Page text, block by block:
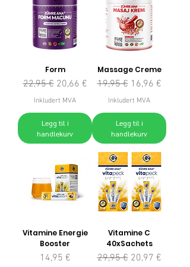
Form
Vanlig pris
22,95 € Salgspris
20,66 €
Inkludert MVA
Legg til i
handlekurv
Massage Creme
Vanlig pris
19,95 € Salgspris
16,96 €
Inkludert MVA
Legg til i
handlekurv
Vitamine Energie
Booster
Pris
14,95 €
Vitamine C
40xSachets
Vanlig pris
29,95 € Salgspris
20,97 €